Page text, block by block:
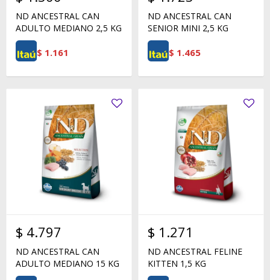
ND ANCESTRAL CAN
ADULTO MEDIANO 2,5 KG
$ 1.161
ND ANCESTRAL CAN
SENIOR MINI 2,5 KG
$ 1.465
$ 4.797
ND ANCESTRAL CAN
ADULTO MEDIANO 15 KG
$ 1.271
ND ANCESTRAL FELINE
KITTEN 1,5 KG